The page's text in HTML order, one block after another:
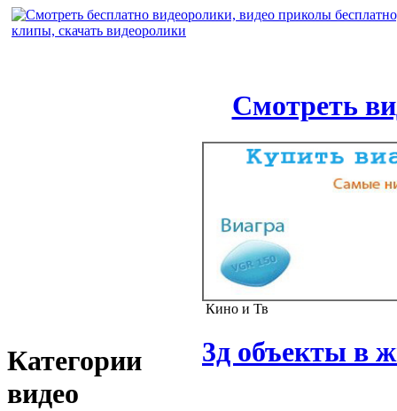
Смотреть
Категории
видео
Кино и Тв
3д объекты в